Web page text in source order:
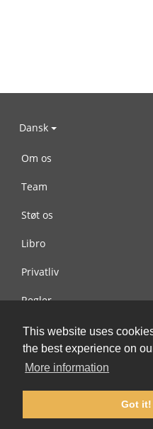
This website uses
the best experience on
More information
Got it!
Dansk
Om os
Team
Støt os
Libro
Privatliv
Regler
Kontakt os
© 2002-2026